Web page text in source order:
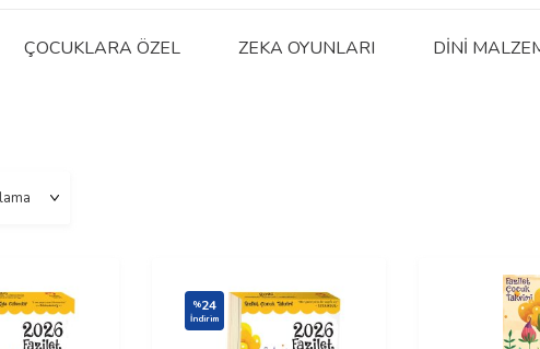
ÇOCUKLARA ÖZEL ZEKA OYUNLARI DINI
%24
İndirim